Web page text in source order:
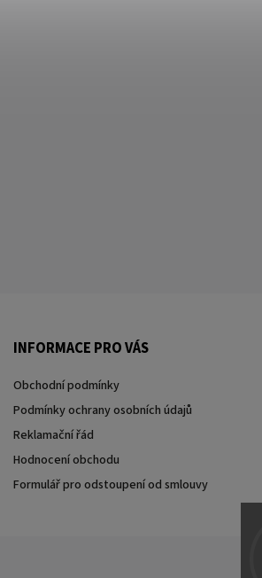
INFORMACE PRO VÁS
Obchodní podmínky
Podmínky ochrany osobních údajů
Reklamační řád
Hodnocení obchodu
Formulář pro odstoupení od smlouvy